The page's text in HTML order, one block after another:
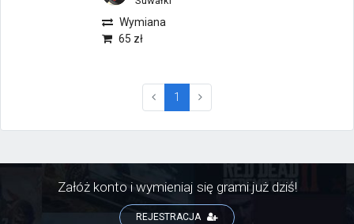
Wymiana
65 zł
1 (current)
Załóż konto i wymieniaj się grami już dziś!
REJESTRACJA